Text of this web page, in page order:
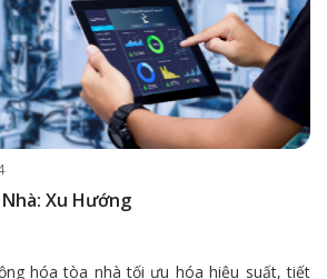
Xu Hướng
hóa tòa nhà tối ưu hóa hiệu suất, tiết